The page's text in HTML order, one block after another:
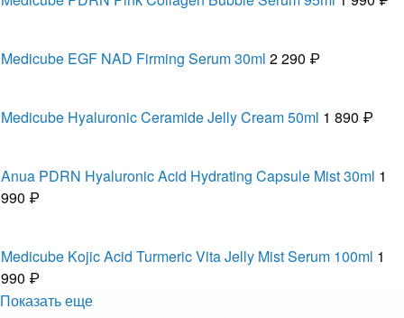
Medicube EGF NAD Firming Serum 30ml 2 290 ₽
Medicube Hyaluronic Ceramide Jelly Cream 50ml 1 890 ₽
Anua PDRN Hyaluronic Acid Hydrating Capsule Mist 30ml 1
990 ₽
Medicube Kojic Acid Turmeric Vita Jelly Mist Serum 100ml 1
990 ₽
Показать еще